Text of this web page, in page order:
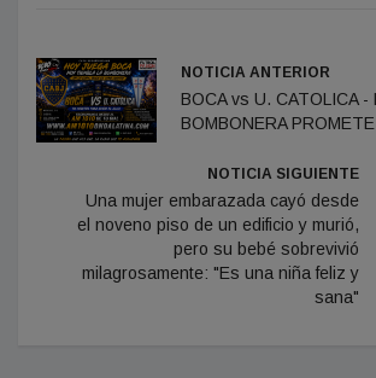
NOTICIA ANTERIOR
BOCA vs U. CATOLICA -
BOMBONERA
NOTICIA SIGUIENTE
Una mujer embarazada cayó desde
el noveno piso de un edificio y murió,
pero su bebé sobrevivió
milagrosamente: "Es una niña feliz y
sana"